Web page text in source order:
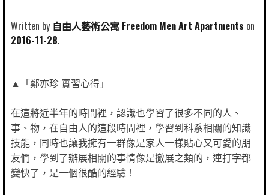
Written by 自由人藝術公寓 Freedom Men Art Apartments
2016-11-28
▲「鄭亦珍 實習心得」
在這將近半年的時間裡，認識也學習了很多不同的人、
事、物，在自由人的這段時間裡，學習到科系相關的知識
技能，同時也讓我擁有一群像是家人一樣貼心又可愛的朋
友們，學到了辦展相關的事情像是撤展之類的，連打字都
變快了，是一個很酷的經驗！